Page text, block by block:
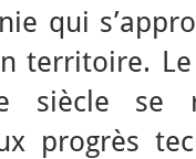
qui
territoire.
siècle se
progrès